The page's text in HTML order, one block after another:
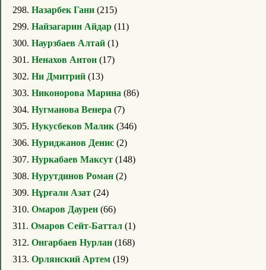
298. Назарбек Гани (215)
299. Найзагарин Айдар (11)
300. Наурзбаев Алтай (1)
301. Ненахов Антон (17)
302. Ни Дмитрий (13)
303. Никонорова Марина (86)
304. Нугманова Венера (7)
305. Нукусбеков Малик (346)
306. Нуриджанов Денис (2)
307. Нуркабаев Максут (148)
308. Нурутдинов Роман (2)
309. Нұрғали Азат (24)
310. Омаров Даурен (66)
311. Омаров Сейт-Баттал (1)
312. Онгарбаев Нурлан (168)
313. Орлянский Артем (19)